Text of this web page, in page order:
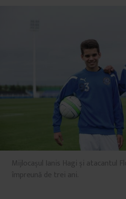
Mijlocașul Ianis Hagi și atacantul
împreună de trei ani.